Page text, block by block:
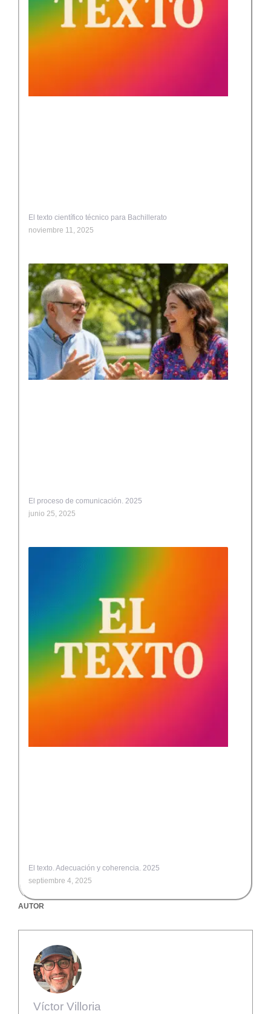
El texto científico técnico para Bachillerato
noviembre 11, 2025
El proceso de comunicación. 2025
junio 25, 2025
El texto. Adecuación y coherencia. 2025
septiembre 4, 2025
AUTOR
Víctor Villoria